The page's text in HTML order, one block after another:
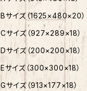
Bサイズ（1625×480×20）
Cサイズ（927×289×18）
Dサイズ（200×200×18）
Eサイズ（300×300×18）
Gサイズ（913×177×18）